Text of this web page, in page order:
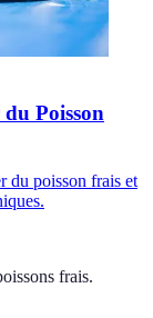
Poisson
du poisson frais et
frais.